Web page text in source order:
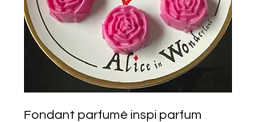
Fondant parfumé inspi parfum